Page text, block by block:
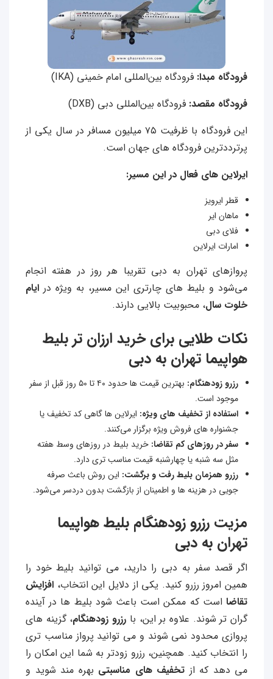
فرودگاه مبدا: فرودگاه بین‌المللی امام خمینی (IKA)
فرودگاه مقصد: فرودگاه بین‌المللی دبی (DXB)
این فرودگاه با ظرفیت ۷۵ میلیون مسافر در سال یکی از
پرترددترین فرودگاه‌ های جهان است.
ایرلاین‌ های فعال در این مسیر:
قطر ایرویز
ماهان‌ ایر
فلای دبی
امارات ایرلاین
پروازهای تهران به دبی تقریبا هر روز در هفته انجام
می‌شود و بلیط‌ های چارتری این مسیر، به ویژه در ایام
خلوت سال، محبوبیت بالایی دارند.
نکات طلایی برای خرید ارزان‌ تر بلیط
هواپیما تهران به دبی
رزرو زودهنگام:
بهترین قیمت‌ ها حدود ۴۰ تا ۵۰ روز قبل از سفر
موجود است.
استفاده از تخفیف‌ های ویژه: ایرلاین‌ ها گاهی کد تخفیف یا
جشنواره‌ های فروش ویژه برگزار می‌کنند.
سفر در روزهای کم‌ تقاضا: خرید بلیط در روزهای وسط هفته
مثل سه‌ شنبه یا چهارشنبه قیمت مناسب‌ تری دارد.
رزرو همزمان بلیط رفت و برگشت: این روش باعث صرفه‌
جویی در هزینه‌ ها و اطمینان از بازگشت بدون دردسر می‌شود.
مزیت رزرو زودهنگام بلیط هواپیما
تهران به دبی
اگر قصد سفر به دبی را دارید، می توانید بلیط خود را
همین امروز رزرو کنید. یکی از دلایل این انتخاب، افزایش
تقاضا است که ممکن است باعث شود بلیط‌ ها در آینده
گران‌ تر شوند. علاوه بر این، با رزرو زودهنگام، گزینه‌ های
پروازی محدود نمی‌ شوند و می‌ توانید پرواز مناسب‌ تری
را انتخاب کنید. همچنین، رزرو زودتر به شما این امکان را
می‌ دهد که از تخفیف‌ های مناسبتی بهره‌ مند شوید و